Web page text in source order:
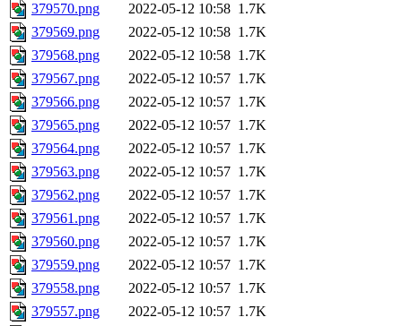
379570.png 2022-05-12 10:58 1.7K
379569.png
2022-05-12 10:58 1.7K
379568.png
2022-05-12 10:58 1.7K
379567.png
2022-05-12 10:57 1.7K
379566.png
2022-05-12 10:57 1.7K
379565.png
2022-05-12 10:57 1.7K
379564.png
2022-05-12 10:57 1.7K
379563.png
2022-05-12 10:57 1.7K
379562.png
2022-05-12 10:57 1.7K
379561.png
2022-05-12 10:57 1.7K
379560.png
2022-05-12 10:57 1.7K
379559.png
2022-05-12 10:57 1.7K
379558.png
2022-05-12 10:57 1.7K
379557.png
2022-05-12 10:57 1.7K